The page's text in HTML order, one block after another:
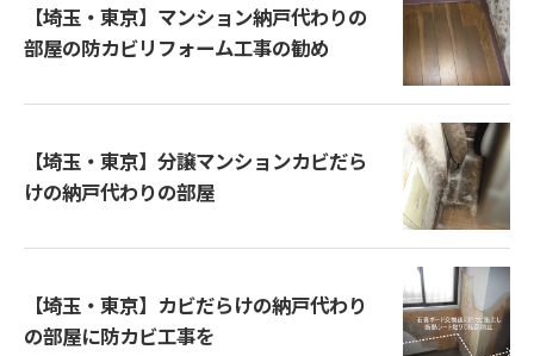
【埼玉・東京】マンション納戸代わりの
部屋の防カビリフォーム工事の勧め
【埼玉・東京】分譲マンションカビだら
けの納戸代わりの部屋
【埼玉・東京】カビだらけの納戸代わり
の部屋に防カビ工事を